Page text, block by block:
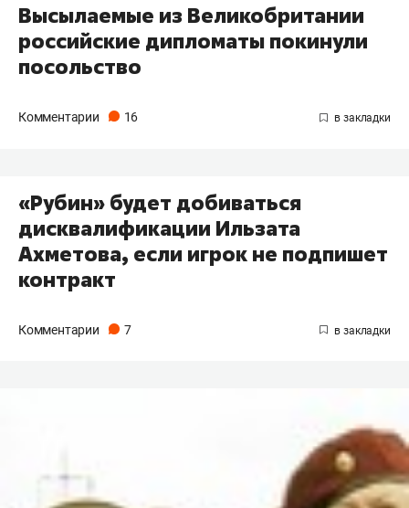
Высылаемые из Великобритании
российские дипломаты покинули
посольство
Комментарии 16
«Рубин» будет добиваться
дисквалификации Ильзата
Ахметова, если игрок не подпишет
контракт
Комментарии 7